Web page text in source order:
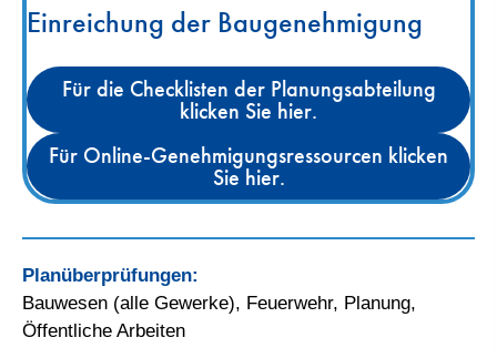
Einreichung der Baugenehmigung
Für die Checklisten der Planungsabteilung
klicken Sie hier.
Für Online-Genehmigungsressourcen klicken
Sie hier.
Planüberprüfungen:
Bauwesen (alle Gewerke), Feuerwehr, Planung,
Öffentliche Arbeiten